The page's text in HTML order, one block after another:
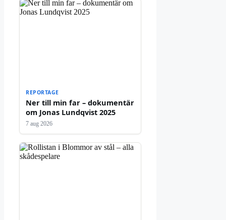
REPORTAGE
Ner till min far – dokumentär
om Jonas Lundqvist 2025
7 aug 2026